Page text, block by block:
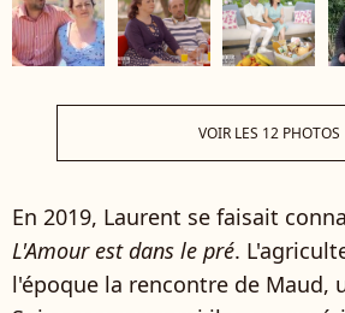
VOIR LES 12 PHOTOS
En 2019, Laurent se faisait
L'Amour est dans le pré.
l'époque la rencontre de Maud,